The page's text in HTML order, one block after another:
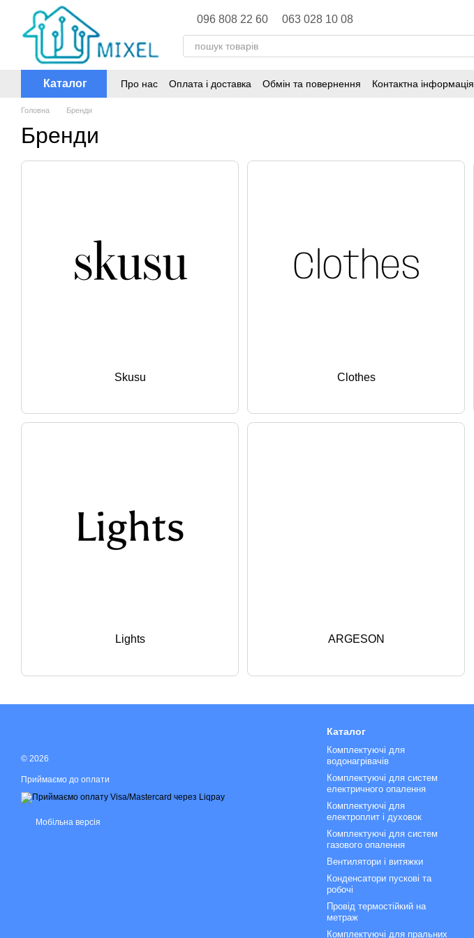
Перейти до основного контенту
096 808 22 60 063 028 10 08
Каталог Про нас Оплата і доставка Обмін та повернення Контактна інформація
Головна Бренди
Бренди
Skusu Clothes
Lights ARGESON
© 2026
Приймаємо до оплати
Мобільна версія
Каталог
Комплектуючі для
водонагрівачів
Комплектуючі для систем
електричного опалення
Комплектуючі для
електроплит і духовок
Комплектуючі для систем
газового опалення
Вентилятори і витяжки
Конденсатори пускові та
робочі
Провід термостійкий на
метраж
Комплектуючі для пральних